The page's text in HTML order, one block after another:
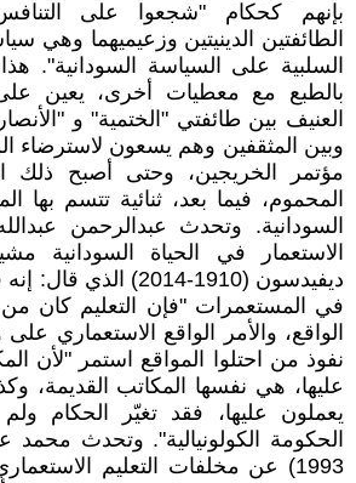
بإنهم كحكام "شجعوا على
الطائفتين الدينيتين وزعيميهما وهي
السلبية على السياسة السودانية".
بالطبع مع معطيات أخرى، يعين
العنيف بين طائفتي "الختمية" و
وبين المثقفين وهم يسعون لاسترضاء
مؤتمر الخريجين، وحتى أصبح ذلك
المحموم، فيما بعد، ثنائية تتسم بها
السودانية. وتحدث عبدالرحمن
الاستعمار في الحياة السودانية
ديفيدسون (1910-2014)
في المستعمرات "فإن التعليم كان من
الواقع، والأمر الواقع الاستعماري
نفوذ من احتلوا المواقع استمر "لأن
عليها، هي نفسها المكاتب القديمة،
يعملون عليها، فقد تغيّر الحكام
1993) عن مخلفات التعليم